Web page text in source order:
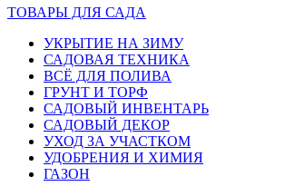
ТОВАРЫ ДЛЯ САДА
УКРЫТИЕ НА ЗИМУ
САДОВАЯ ТЕХНИКА
ВСЁ ДЛЯ ПОЛИВА
ГРУНТ И ТОРФ
САДОВЫЙ ИНВЕНТАРЬ
САДОВЫЙ ДЕКОР
УХОД ЗА УЧАСТКОМ
УДОБРЕНИЯ И ХИМИЯ
ГАЗОН